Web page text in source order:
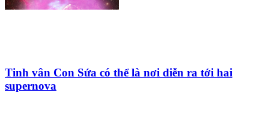
Tinh vân Con Sứa có thể là nơi diễn ra tới hai
supernova